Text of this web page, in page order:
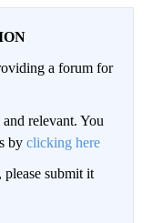
a forum for
relevant. You
by clicking here
submit it